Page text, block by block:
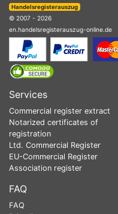
Handelsregisterauszug
© 2007 - 2026
en.handelsregisterauszug-online.de
Services
Commercial register extract
Notarized certificates of
registration
Ltd. Commercial Register
EU-Commercial Register
Association register
FAQ
FAQ